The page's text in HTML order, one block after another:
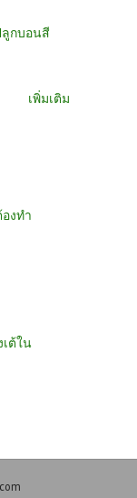
กบอนสี
เพิ่มเติม
งทำ
ต้ใน